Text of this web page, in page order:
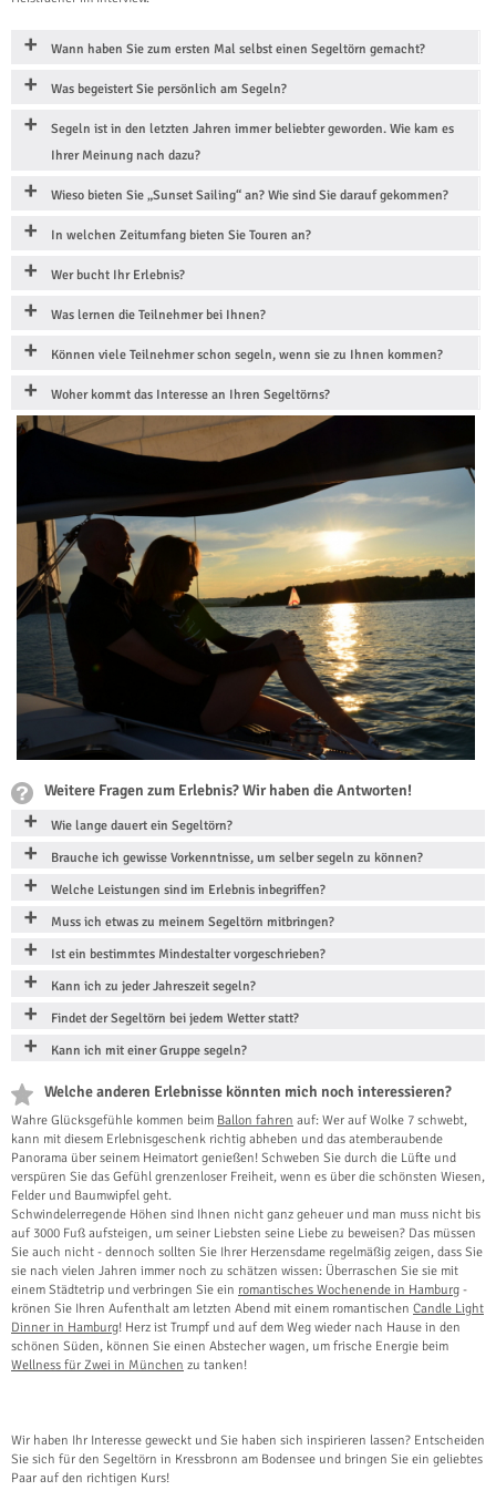
Wann haben Sie zum ersten Mal selbst einen Segeltörn gemacht?
Was begeistert Sie persönlich am Segeln?
Segeln ist in den letzten Jahren immer beliebter geworden. Wie kam es
Ihrer Meinung nach dazu?
Wieso bieten Sie „Sunset Sailing“ an? Wie sind Sie darauf gekommen?
In welchen Zeitumfang bieten Sie Touren an?
Wer bucht Ihr Erlebnis?
Was lernen die Teilnehmer bei Ihnen?
Können viele Teilnehmer schon segeln, wenn sie zu Ihnen kommen?
Woher kommt das Interesse an Ihren Segeltörns?
Weitere Fragen zum Erlebnis? Wir haben die Antworten!
Wie lange dauert ein Segeltörn?
Brauche ich gewisse Vorkenntnisse, um selber segeln zu können?
Welche Leistungen sind im Erlebnis inbegriffen?
Muss ich etwas zu meinem Segeltörn mitbringen?
Ist ein bestimmtes Mindestalter vorgeschrieben?
Kann ich zu jeder Jahreszeit segeln?
Findet der Segeltörn bei jedem Wetter statt?
Kann ich mit einer Gruppe segeln?
Welche anderen Erlebnisse könnten mich noch interessieren?
Wahre Glücksgefühle kommen beim Ballon fahren auf: Wer auf Wolke 7 schwebt,
kann mit diesem Erlebnisgeschenk richtig abheben und das atemberaubende
Panorama über seinem Heimatort genießen! Schweben Sie durch die Lüfte und
verspüren Sie das Gefühl grenzenloser Freiheit, wenn es über die schönsten Wiesen,
Felder und Baumwipfel geht.
Schwindelerregende Höhen sind Ihnen nicht ganz geheuer und man muss nicht bis
auf 3000 Fuß aufsteigen, um seiner Liebsten seine Liebe zu beweisen? Das müssen
Sie auch nicht - dennoch sollten Sie Ihrer Herzensdame regelmäßig zeigen, dass Sie
sie nach vielen Jahren immer noch zu schätzen wissen: Überraschen Sie sie mit
einem Städtetrip und verbringen Sie ein romantisches Wochenende in Hamburg -
krönen Sie Ihren Aufenthalt am letzten Abend mit einem romantischen Candle Light
Dinner in Hamburg! Herz ist Trumpf und auf dem Weg wieder nach Hause in den
schönen Süden, können Sie einen Abstecher wagen, um frische Energie beim
Wellness für Zwei in München zu tanken!
Wir haben Ihr Interesse geweckt und Sie haben sich inspirieren lassen? Entscheiden
Sie sich für den Segeltörn in Kressbronn am Bodensee und bringen Sie ein geliebtes
Paar auf den richtigen Kurs!